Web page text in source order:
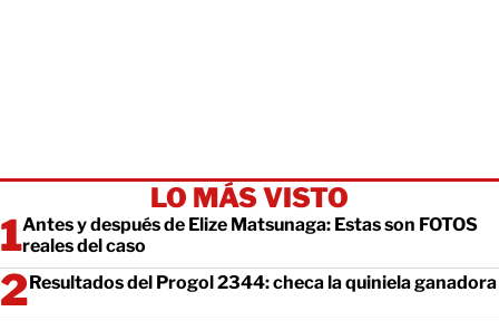
LO MÁS VISTO
Antes y después de Elize Matsunaga: Estas son FOTOS
reales del caso
Resultados del Progol 2344: checa la quiniela ganadora